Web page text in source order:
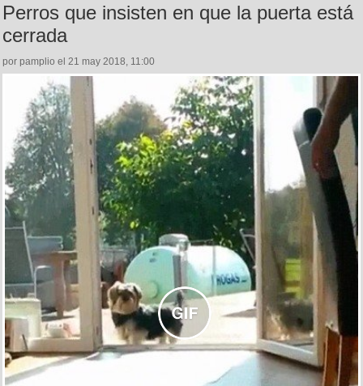
Perros que insisten en que la puerta está
cerrada
por pamplio el 21 may 2018, 11:00